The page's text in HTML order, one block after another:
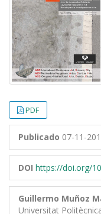
PDF
Publicado 07-11-
DOI https://doi.org/
Guillermo Muñoz
Universitat